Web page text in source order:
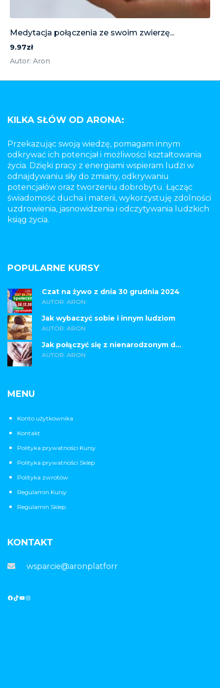
Medytacja połączenia ze swoim zwierzę...
9.97zł
Autor: Aron
KILKA SŁÓW OD ARONA:
Przekazując swoją wiedzę, pomagam innym
odkrywać ich potencjał i możliwości kształtowania
życia. Dzięki pracy z energiami wspieram ludzi w
odnajdywaniu siły do zmiany, odkrywaniu
potencjałów oraz tworzeniu dobrobytu. Łącząc
świadomość ducha i materii, wykorzystuję zdolności
uzdrowienia, jasnowidzenia i odczytywania ludzkich
ksiąg życia.
POPULARNE KURSY
Czat na żywo z dnia 30 grudnia 2024
AUTOR: ARON
Jak wybaczyć sobie i innym ludziom
AUTOR: ARON
Jak połączyć się z nienarodzonym d...
AUTOR: ARON
MENU
Konto użytkownika
Kontakt
Polityka prywatności Kursy
Polityka prywatności Sklep
Polityka zwrotów
Regulamin Kursy
Regulamin Sklep
KONTAKT
wsparcie@aronplatforma.pl